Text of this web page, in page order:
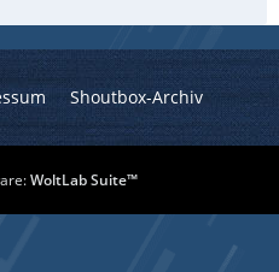
Shoutbox-Archiv
WoltLab Suite™